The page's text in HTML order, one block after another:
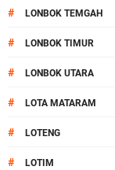
# LONBOK TEMGAH
# LONBOK TIMUR
# LONBOK UTARA
# LOTA MATARAM
# LOTENG
# LOTIM